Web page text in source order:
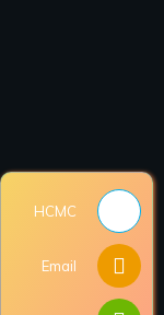
HCMC
Email